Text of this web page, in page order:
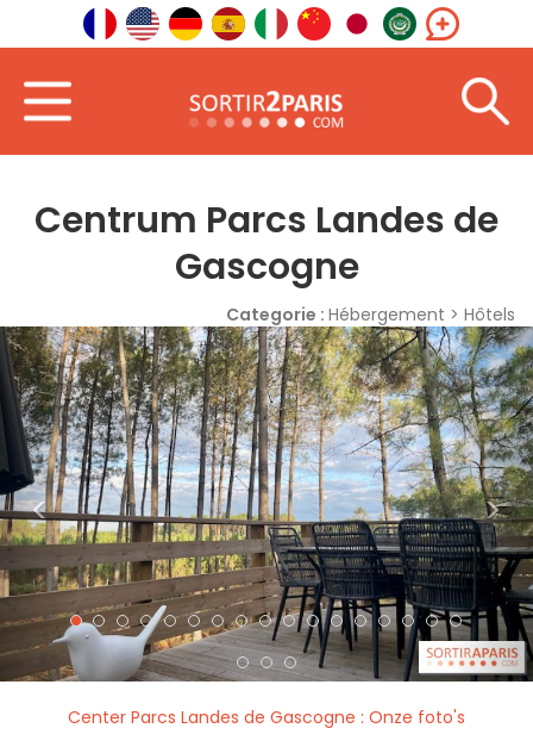
Centrum Parcs Landes de
Gascogne
Categorie : Hébergement > Hôtels
< >
Center Parcs Landes de Gascogne : Onze foto's